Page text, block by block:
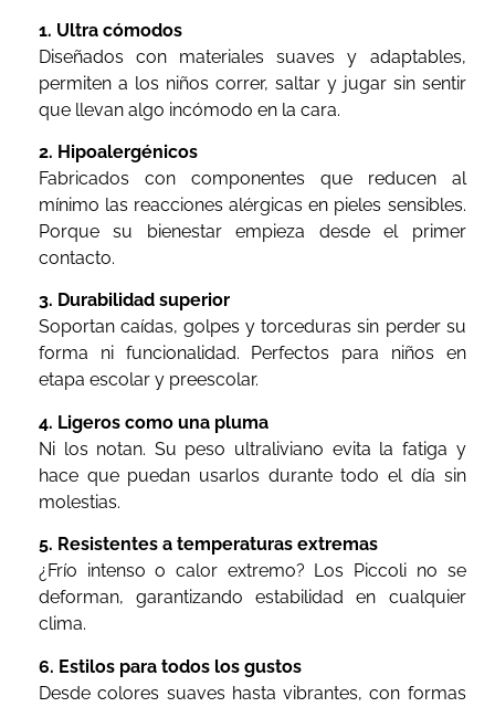
1. Ultra cómodos
Diseñados con materiales suaves y adaptables,
permiten a los niños correr, saltar y jugar sin sentir
que llevan algo incómodo en la cara.
2. Hipoalergénicos
Fabricados con componentes que reducen al
mínimo las reacciones alérgicas en pieles sensibles.
Porque su bienestar empieza desde el primer
contacto.
3. Durabilidad superior
Soportan caídas, golpes y torceduras sin perder su
forma ni funcionalidad. Perfectos para niños en
etapa escolar y preescolar.
4. Ligeros como una pluma
Ni los notan. Su peso ultraliviano evita la fatiga y
hace que puedan usarlos durante todo el día sin
molestias.
5. Resistentes a temperaturas extremas
¿Frío intenso o calor extremo? Los Piccoli no se
deforman, garantizando estabilidad en cualquier
clima.
6. Estilos para todos los gustos
Desde colores suaves hasta vibrantes, con formas